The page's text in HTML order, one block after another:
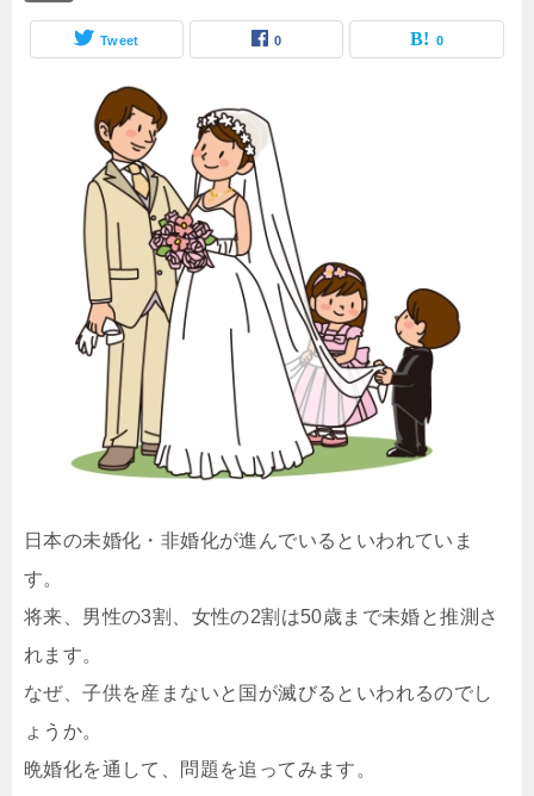
Tweet 0 0
日本の未婚化・非婚化が進んでいるといわれていま
す。
将来、男性の3割、女性の2割は50歳まで未婚と推測さ
れます。
なぜ、子供を産まないと国が滅びるといわれるのでし
ょうか。
晩婚化を通して、問題を追ってみます。